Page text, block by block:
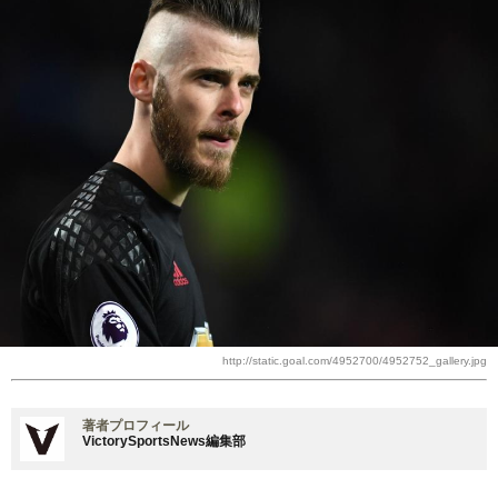
http://static.goal.com/4952700/4952752_gallery.jpg
著者プロフィール
VictorySportsNews編集部